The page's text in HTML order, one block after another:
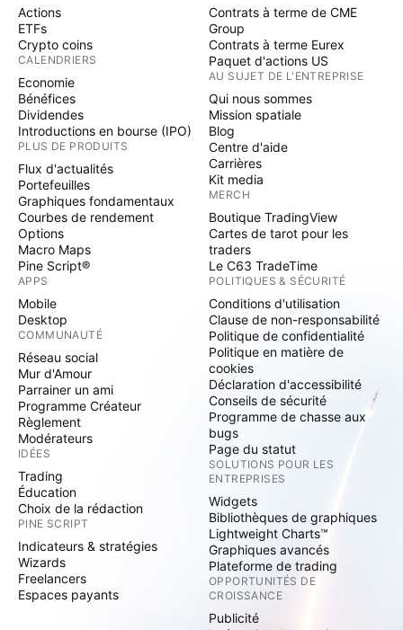
Actions
ETFs
Crypto coins
CALENDRIERS
Economie
Bénéfices
Dividendes
Introductions en bourse (IPO)
PLUS DE PRODUITS
Flux d'actualités
Portefeuilles
Graphiques fondamentaux
Courbes de rendement
Options
Macro Maps
Pine Script®
APPS
Mobile
Desktop
COMMUNAUTÉ
Réseau social
Mur d'Amour
Parrainer un ami
Programme Créateur
Règlement
Modérateurs
IDÉES
Trading
Éducation
Choix de la rédaction
PINE SCRIPT
Indicateurs & stratégies
Wizards
Freelancers
Espaces payants
Contrats à terme de CME
Group
Contrats à terme Eurex
Paquet d'actions US
AU SUJET DE L'ENTREPRISE
Qui nous sommes
Mission spatiale
Blog
Centre d'aide
Carrières
Kit media
MERCH
Boutique TradingView
Cartes de tarot pour les
traders
Le C63 TradeTime
POLITIQUES & SÉCURITÉ
Conditions d'utilisation
Clause de non-responsabilité
Politique de confidentialité
Politique en matière de
cookies
Déclaration d'accessibilité
Conseils de sécurité
Programme de chasse aux
bugs
Page du statut
SOLUTIONS POUR LES
ENTREPRISES
Widgets
Bibliothèques de graphiques
Lightweight Charts™
Graphiques avancés
Plateforme de trading
OPPORTUNITÉS DE
CROISSANCE
Publicité